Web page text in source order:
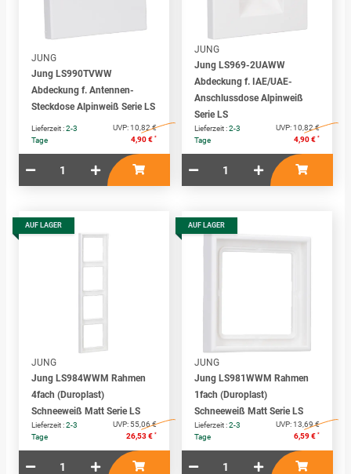
JUNG
Jung LS990TVWW
Abdeckung f. Antennen-
Steckdose Alpinweiß Serie LS
Lieferzeit :2-3
Tage
UVP:10,82 €
4,90 € *
JUNG
Jung LS969-2UAWW
Abdeckung f. IAE/UAE-
Anschlussdose Alpinweiß
Serie LS
Lieferzeit :2-3
Tage
UVP:10,82 €
4,90 € *
AUF LAGER
JUNG
Jung LS984WWM Rahmen
4fach (Duroplast)
Schneeweiß Matt Serie LS
Lieferzeit :2-3
Tage
UVP: 55,06 €
26,53 € *
AUF LAGER
JUNG
Jung LS981WWM Rahmen
1fach (Duroplast)
Schneeweiß Matt Serie LS
Lieferzeit :2-3
Tage
UVP:13,69 €
6,59 € *